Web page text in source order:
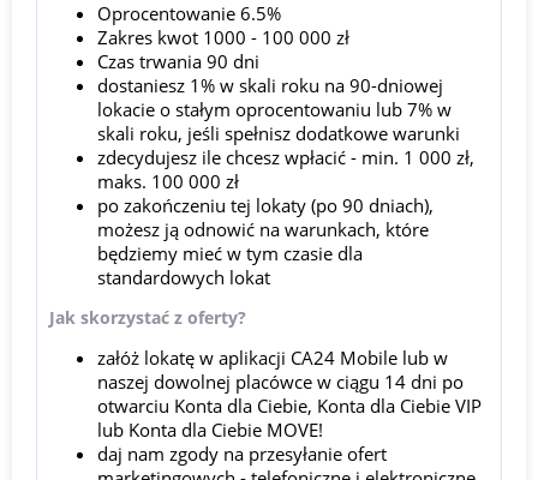
Oprocentowanie 6.5%
Zakres kwot 1000 - 100 000 zł
Czas trwania 90 dni
dostaniesz 1% w skali roku na 90-dniowej
lokacie o stałym oprocentowaniu lub 7% w
skali roku, jeśli spełnisz dodatkowe warunki
zdecydujesz ile chcesz wpłacić - min. 1 000 zł,
maks. 100 000 zł
po zakończeniu tej lokaty (po 90 dniach),
możesz ją odnowić na warunkach, które
będziemy mieć w tym czasie dla
standardowych lokat
Jak skorzystać z oferty?
załóż lokatę w aplikacji CA24 Mobile lub w
naszej dowolnej placówce w ciągu 14 dni po
otwarciu Konta dla Ciebie, Konta dla Ciebie VIP
lub Konta dla Ciebie MOVE!
daj nam zgody na przesyłanie ofert